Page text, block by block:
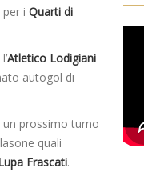
per i Quarti di
l’Atletico Lodigiani
autogol di
un prossimo turno
quali
Frascati.